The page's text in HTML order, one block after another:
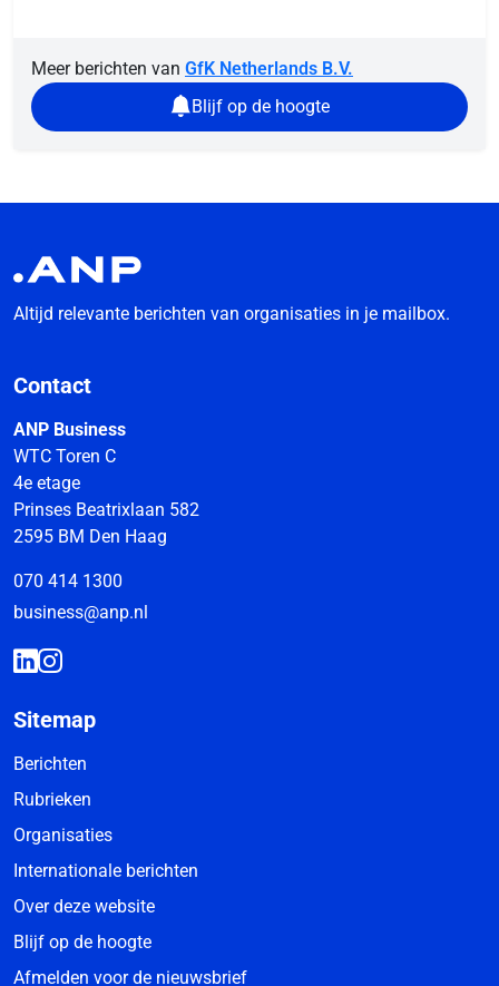
Meer berichten van GfK Netherlands B.V.
Blijf op de hoogte
Altijd relevante berichten van organisaties in je mailbox.
Contact
ANP Business
WTC Toren C
4e etage
Prinses Beatrixlaan 582
2595 BM Den Haag
070 414 1300
business@anp.nl
Sitemap
Berichten
Rubrieken
Organisaties
Internationale berichten
Over deze website
Blijf op de hoogte
Afmelden voor de nieuwsbrief